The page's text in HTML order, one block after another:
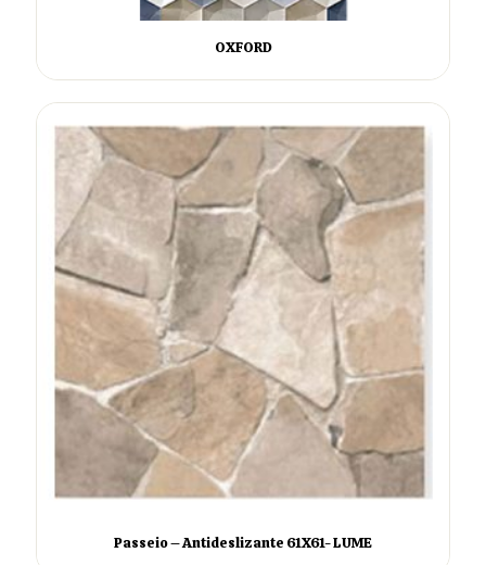
OXFORD
Passeio – Antideslizante 61X61- LUME